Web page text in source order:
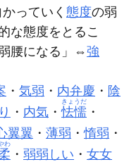
っていく 態度の弱
な態度をとるこ
腰になる」⇔強
・ 気弱 ・ 内弁慶 ・ 陰
・ 内気 ・怯懦
きょうだ
・
翼翼 ・ 薄弱 ・惰弱 ・
わ
・ 弱弱しい ・ 女女